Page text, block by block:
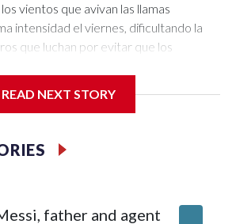
vientos que avivan las llamas
intensidad el viernes, dificultando la
que luchan por evitar que los
con el fuego.El gobernador de
pública declarada por el
y Servicios Humanos de EE.UU. en
ha arrasado más de 4.000
READ NEXT STORY
father and agent